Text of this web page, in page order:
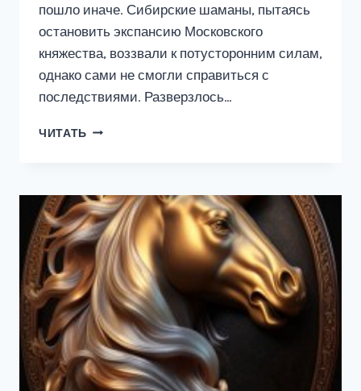
пошло иначе. Сибирские шаманы, пытаясь
остановить экспансию Московского
княжества, воззвали к потусторонним силам,
однако сами не смогли справиться с
последствиями. Разверзлось…
ЧИТАТЬ САЙБЕРИЯ